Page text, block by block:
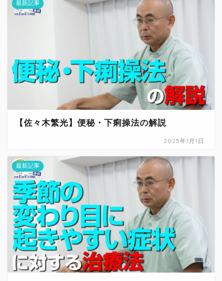
最新記事
【佐々木繁光】便秘・下痢操法の解説
2025年1月1日
最新記事